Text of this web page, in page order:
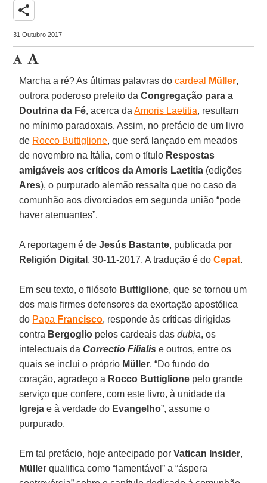
share
31 Outubro 2017
Marcha a ré? As últimas palavras docardeal Müller,
outrora poderoso prefeito daCongregação para a
Doutrina da Fé, acerca daAmoris Laetitia, resultam
no mínimo paradoxais. Assim, no prefácio de um livro
de Rocco Buttiglione, que será lançado em meados
de novembro na Itália, com o título Respostas
amigáveis aos críticos da Amoris Laetitia (edições
Ares), o purpurado alemão ressalta que no caso da
comunhão aos divorciados em segunda união “pode
haver atenuantes”.
A reportagem é deJesús Bastante, publicada por
Religión Digital , 30-11-2017. A tradução é doCepat.
Em seu texto, o filósofo Buttiglione, que se tornou um
dos mais firmes defensores da exortação apostólica
do Papa Francisco, responde às críticas dirigidas
contra Bergoglio pelos cardeais dasdubia, os
intelectuais daCorrectio Filialise outros, entre os
quais se inclui o próprio Müller. “Do fundo do
coração, agradeço a Rocco Buttiglione pelo grande
serviço que confere, com este livro, à unidade da
Igreja e à verdade do Evangelho”, assume o
purpurado.
Em tal prefácio, hoje antecipado porVatican Insider,
Müller qualifica como “lamentável” a “áspera